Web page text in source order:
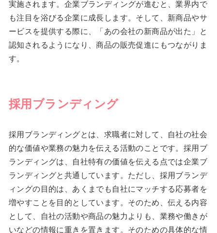
実施されます。企業ブランディングが進むと、業界内で
も注目を浴びる企業に成長します。そして、新商品やサ
ービスを提供する際に、「あの会社の新商品が出た」と
認知されるようになり、商品の販売促進にもつながりま
す。
採用ブランディング
採用ブランディングとは、求職者に対して、自社の社会
的な価値や業務の魅力を伝える活動のことです。採用ブ
ランディングは、自社特有の価値を伝える点では企業ブ
ランディングと共通しています。ただし、採用ブランデ
ィングの目的は、あくまでも自社にマッチする応募者を
増やすことを目的としています。そのため、伝える内容
として、自社の活動や商品の魅力よりも、業務や働きが
いなどの情報に重きを置きます。そのための具体的な情